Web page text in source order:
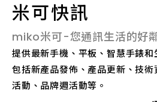
挑戰市場新低價-iphone/三星..每日最新價
洽詢
米可快訊
miko米可-您通訊生活的好
提供最新手機、平板、智慧手錶和
包括新產品發佈、產品更新、技
活動、品牌週活動等。